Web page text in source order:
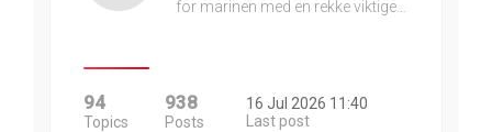
for marinen med en rekke viktige…
94
Topics
938
Posts
16 Jul 2026 11:40
Last post